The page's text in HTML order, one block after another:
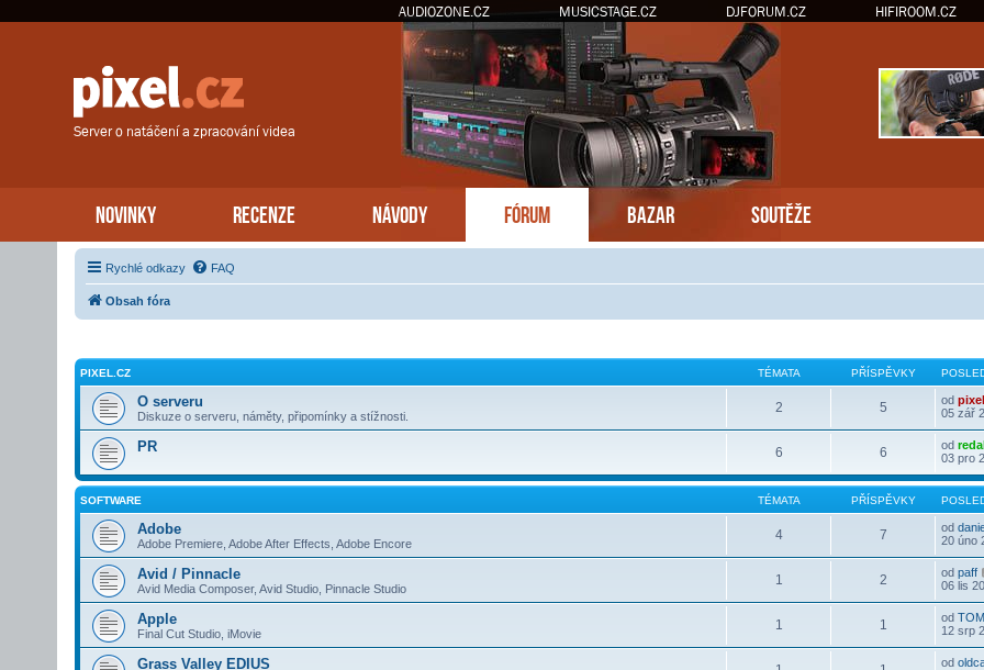
AUDIOZONE.CZ MUSICSTAGE.CZ DJFORUM.CZ HIFIROOM.CZ
Server o natáčení a zpracování videa
NOVINKY RECENZE NÁVODY FÓRUM BAZAR SOUTĚŽE
Rychlé odkazy FAQ
Obsah fóra
PIXEL.CZ TÉMATA PŘÍSPĚVKY
O serveru
Diskuze o serveru, náměty, připomínky a stížnosti.
2 5 od pixel
05 zář
PR 6 6 od
03 pro
SOFTWARE TÉMATA PŘÍSPĚVKY
Adobe
Adobe Premiere, Adobe After Effects, Adobe Encore
4 7 od
20 úno
Avid / Pinnacle
Avid Media Composer, Avid Studio, Pinnacle Studio
1 2 od paff
06 lis
Apple
Final Cut Studio, iMovie
1 1 od
12 srp
Grass Valley EDIUS od